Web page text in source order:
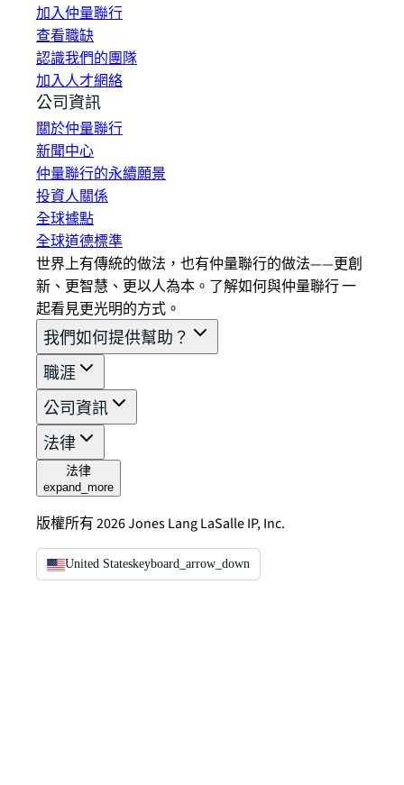
加入仲量聯行
查看職缺
認識我們的團隊
加入人才網絡
公司資訊
關於仲量聯行
新聞中心
仲量聯行的永續願景
投資人關係
全球據點
全球道德標準
世界上有傳統的做法，也有仲量聯行的做法——更創
新、更智慧、更以人為本。了解如何與仲量聯行 一
起看見更光明的方式。
我們如何提供幫助？
職涯
公司資訊
法律
法律
expand_more
版權所有 2026 Jones Lang LaSalle IP, Inc.
United Stateskeyboard_arrow_down